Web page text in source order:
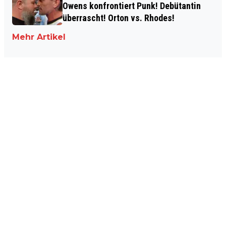
Owens konfrontiert Punk! Debütantin
überrascht! Orton vs. Rhodes!
Mehr Artikel